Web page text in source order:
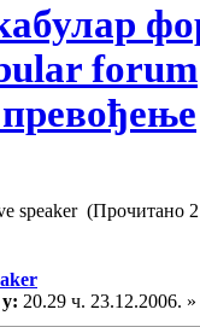
forum
speaker (Прочитано
20.29 ч. 23.12.2006. »